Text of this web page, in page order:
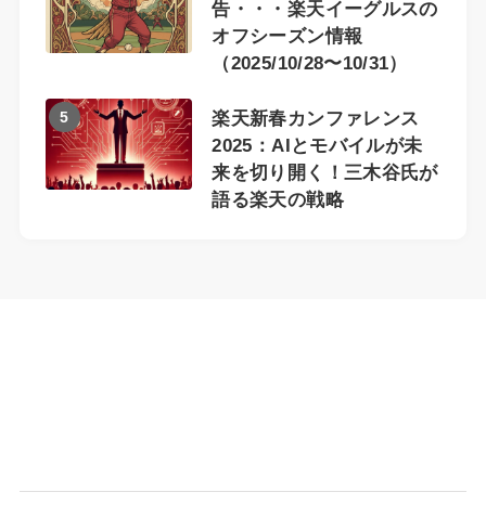
告・・・楽天イーグルスの
オフシーズン情報
（2025/10/28〜10/31）
5
楽天新春カンファレンス
2025：AIとモバイルが未
来を切り開く！三木谷氏が
語る楽天の戦略